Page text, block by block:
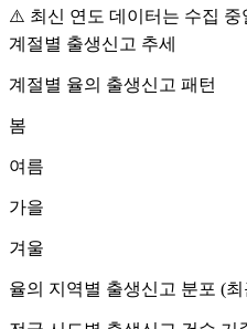
⚠️ 최신 연도 데이터는 수집 중
계절별 출생신고 추세
계절별 율의 출생신고 패턴
봄
여름
가을
겨울
율의 지역별 출생신고 분포 (